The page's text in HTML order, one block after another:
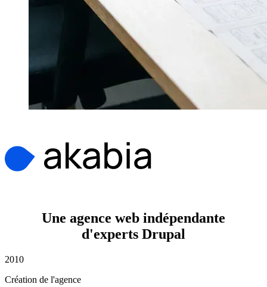
Une agence web indépendante
d'experts Drupal
2010
Création de l'agence